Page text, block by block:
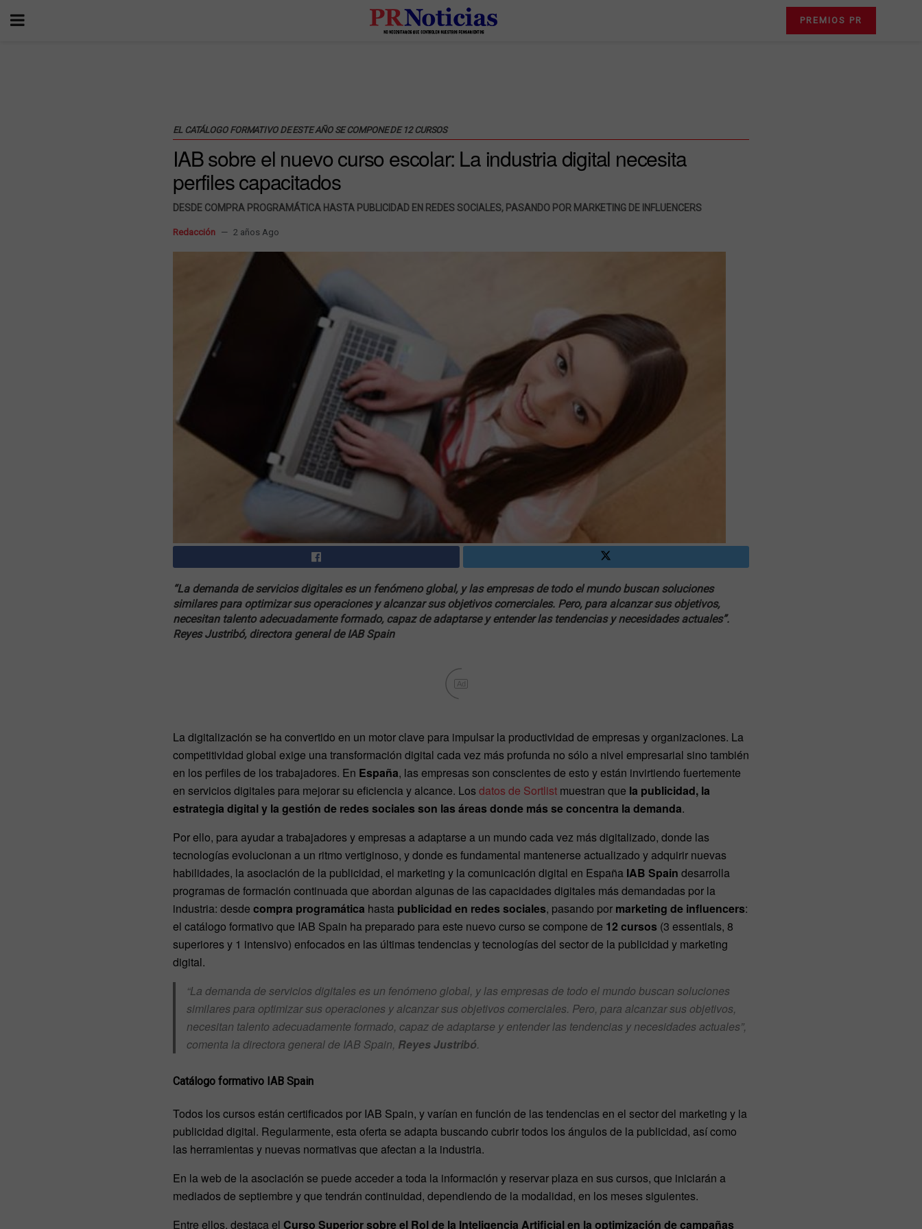
PREMIOS PR
EL CATÁLOGO FORMATIVO DE ESTE AÑO SE COMPONE DE 12 CURSOS
IAB sobre el nuevo curso escolar: La industria digital necesita
perfiles capacitados
DESDE COMPRA PROGRAMÁTICA HASTA PUBLICIDAD EN REDES SOCIALES, PASANDO POR MARKETING DE INFLUENCERS
Redacción 2 años Ago
“La demanda de servicios digitales es un fenómeno global, y las empresas de todo el mundo buscan soluciones
similares para optimizar sus operaciones y alcanzar sus objetivos comerciales. Pero, para alcanzar sus objetivos,
necesitan talento adecuadamente formado, capaz de adaptarse y entender las tendencias y necesidades actuales”.
Reyes Justribó, directora general de IAB Spain
Ad
La digitalización se ha convertido en un motor clave para impulsar la productividad de empresas y organizaciones. La
competitividad global exige una transformación digital cada vez más profunda no sólo a nivel empresarial sino también
en los perfiles de los trabajadores. En España, las empresas son conscientes de esto y están invirtiendo fuertemente
en servicios digitales para mejorar su eficiencia y alcance. Losdatos de Sortlist muestran que la publicidad, la
estrategia digital y la gestión de redes sociales son las áreas donde más se concentra la demanda.
Por ello, para ayudar a trabajadores y empresas a adaptarse a un mundo cada vez más digitalizado, donde las
tecnologías evolucionan a un ritmo vertiginoso, y donde es fundamental mantenerse actualizado y adquirir nuevas
habilidades, la asociación de la publicidad, el marketing y la comunicación digital en España IAB Spain desarrolla
programas de formación continuada que abordan algunas de las capacidades digitales más demandadas por la
industria: desde compra programática hasta publicidad en redes sociales, pasando por marketing de influencers:
el catálogo formativo que IAB Spain ha preparado para este nuevo curso se compone de 12 cursos (3 essentials, 8
superiores y 1 intensivo) enfocados en las últimas tendencias y tecnologías del sector de la publicidad y marketing
digital.
“La demanda de servicios digitales es un fenómeno global, y las empresas de todo el mundo buscan soluciones
similares para optimizar sus operaciones y alcanzar sus objetivos comerciales. Pero, para alcanzar sus objetivos,
necesitan talento adecuadamente formado, capaz de adaptarse y entender las tendencias y necesidades actuales”,
comenta la directora general de IAB Spain, Reyes Justribó.
Catálogo formativo IAB Spain
Todos los cursos están certificados por IAB Spain, y varían en función de las tendencias en el sector del marketing y la
publicidad digital. Regularmente, esta oferta se adapta buscando cubrir todos los ángulos de la publicidad, así como
las herramientas y nuevas normativas que afectan a la industria.
En la web de la asociación se puede acceder a toda la información y reservar plaza en sus cursos, que iniciarán a
mediados de septiembre y que tendrán continuidad, dependiendo de la modalidad, en los meses siguientes.
Entre ellos, destaca el Curso Superior sobre el Rol de la Inteligencia Artificial en la optimización de campañas